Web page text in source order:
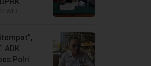
ADK
Polri